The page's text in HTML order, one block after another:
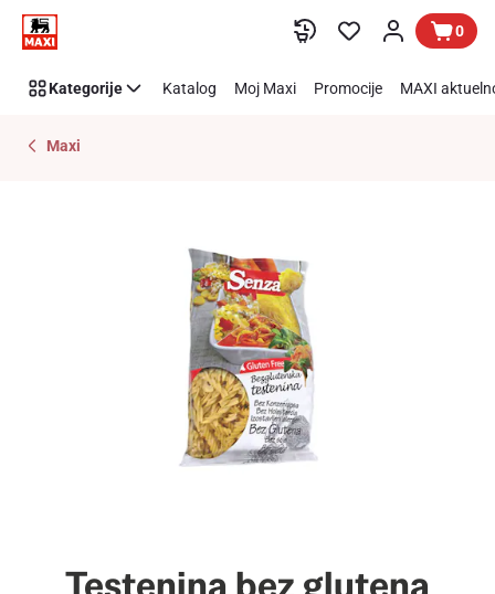
Preskoči link 0
Kategorije Katalog Moj Maxi Promocije MAXI
Maxi